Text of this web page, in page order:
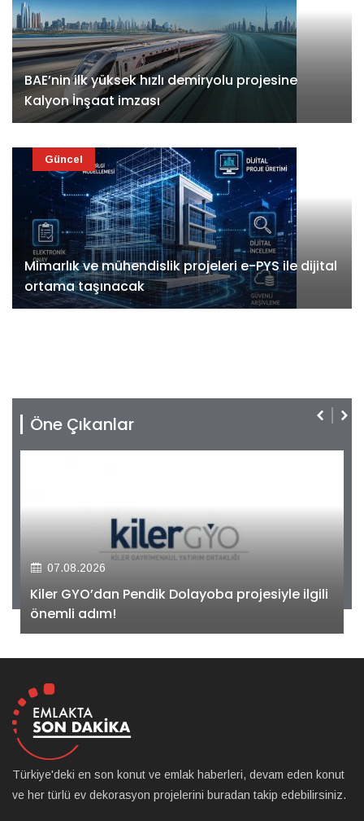
BAE’nin ilk yüksek hızlı demiryolu projesine
Kalyon İnşaat imzası
Mimarlık ve mühendislik projeleri e-PYS ile dijital
ortama taşınacak
Güncel
Öne Çıkanlar
07.08.2026
Kiler GYO’dan Pendik Dolayoba projesiyle ilgili
önemli adım!
Türkiye'deki en son konut ve emlak haberleri, devam eden konut
ve her türlü ev dekorasyon projelerini buradan takip edebilirsiniz.